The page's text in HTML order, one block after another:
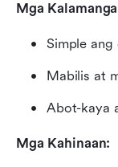
Mga
Simple
Mabilis at
Abot-kaya
Mga Kahinaan: